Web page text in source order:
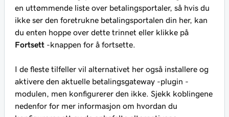
en uttømmende liste over betalingsportaler, så hvis du
ikke ser den foretrukne betalingsportalen din her, kan
du enten hoppe over dette trinnet eller klikke på
Fortsett -knappen for å fortsette.
I de fleste tilfeller vil alternativet her også installere og
aktivere den aktuelle betalingsgateway -plugin -
modulen, men konfigurerer den ikke. Sjekk koblingene
nedenfor for mer informasjon om hvordan du